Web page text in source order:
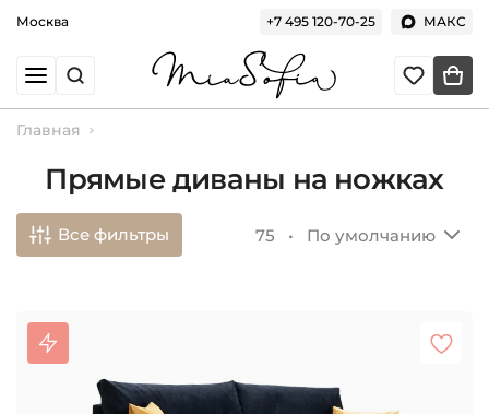
Москва +7 495 120-70-25 МАКС
Главная
Прямые диваны на ножках
Все фильтры 75 • По умолчанию